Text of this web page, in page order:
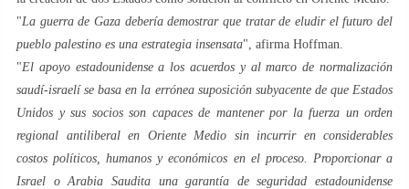
"La guerra de Gaza debería demostrar que tratar de eludir el futuro del
pueblo palestino es una estrategia insensata", afirma Hoffman.
"El apoyo estadounidense a los acuerdos y al marco de normalización
saudí-israelí se basa en la errónea suposición subyacente de que Estados
Unidos y sus socios son capaces de mantener por la fuerza un orden
regional antiliberal en Oriente Medio sin incurrir en considerables
costos políticos, humanos y económicos en el proceso. Proporcionar a
Israel o Arabia Saudita una garantía de seguridad estadounidense